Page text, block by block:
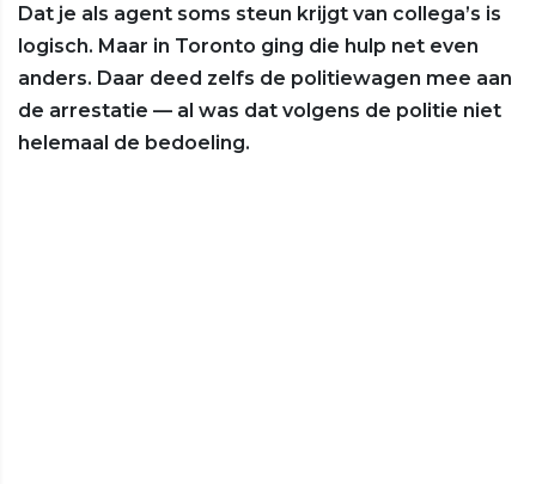
Dat je als agent soms steun krijgt van collega’s is
logisch. Maar in Toronto ging die hulp net even
anders. Daar deed zelfs de politiewagen mee aan
de arrestatie — al was dat volgens de politie niet
helemaal de bedoeling.